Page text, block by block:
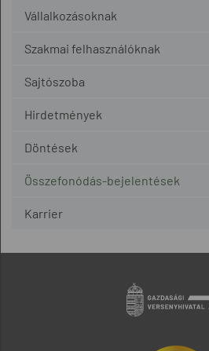
Vállalkozásoknak
Szakmai felhasználóknak
Sajtószoba
Hirdetmények
Döntések
Összefonódás-bejelentések
Karrier